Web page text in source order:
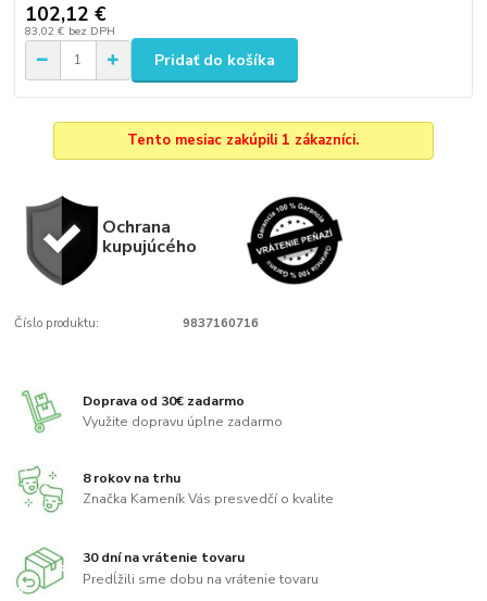
102,12 €
83,02 € bez DPH
Pridať do košíka
Tento mesiac zakúpili 1 zákazníci.
Ochrana
kupujúcého
Číslo produktu: 9837160716
Doprava od 30€ zadarmo
Využite dopravu úplne zadarmo
8 rokov na trhu
Značka Kameník Vás presvedčí o kvalite
30 dní na vrátenie tovaru
Predĺžili sme dobu na vrátenie tovaru